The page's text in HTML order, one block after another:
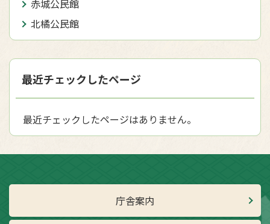
赤城公民館
北橘公民館
最近チェックしたページ
最近チェックしたページはありません。
庁舎案内